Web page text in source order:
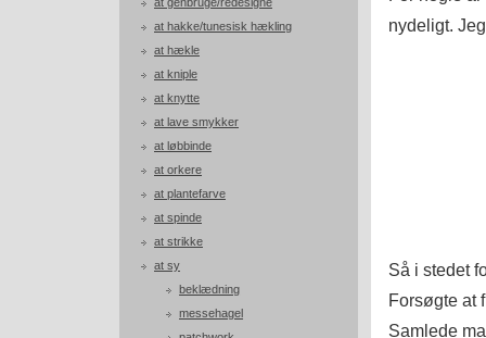
at hakke/tunesisk hækling
at hækle
at kniple
at knytte
at lave smykker
at løbbinde
at orkere
at plantefarve
at spinde
at strikke
at sy
beklædning
messehagel
nydeligt.
Så i stedet
Forsøgte at
Samlede